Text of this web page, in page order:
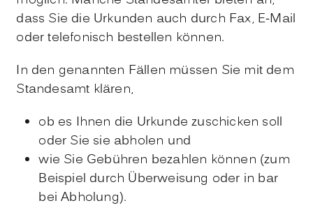
dass Sie die Urkunden auch durch Fax, E-Mail
oder telefonisch bestellen können.
In den genannten Fällen müssen Sie mit dem
Standesamt klären,
ob es Ihnen die Urkunde zuschicken soll
oder Sie sie abholen und
wie Sie Gebühren bezahlen können (zum
Beispiel durch Überweisung oder in bar
bei Abholung).